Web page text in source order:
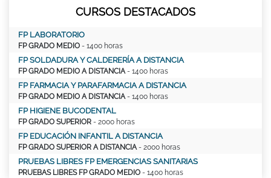
CURSOS DESTACADOS
FP LABORATORIO
FP GRADO MEDIO - 1400 horas
FP SOLDADURA Y CALDERERÍA A DISTANCIA
FP GRADO MEDIO A DISTANCIA - 1400 horas
FP FARMACIA Y PARAFARMACIA A DISTANCIA
FP GRADO MEDIO A DISTANCIA - 1400 horas
FP HIGIENE BUCODENTAL
FP GRADO SUPERIOR - 2000 horas
FP EDUCACIÓN INFANTIL A DISTANCIA
FP GRADO SUPERIOR A DISTANCIA - 2000 horas
PRUEBAS LIBRES FP EMERGENCIAS SANITARIAS
PRUEBAS LIBRES FP GRADO MEDIO - 1400 horas